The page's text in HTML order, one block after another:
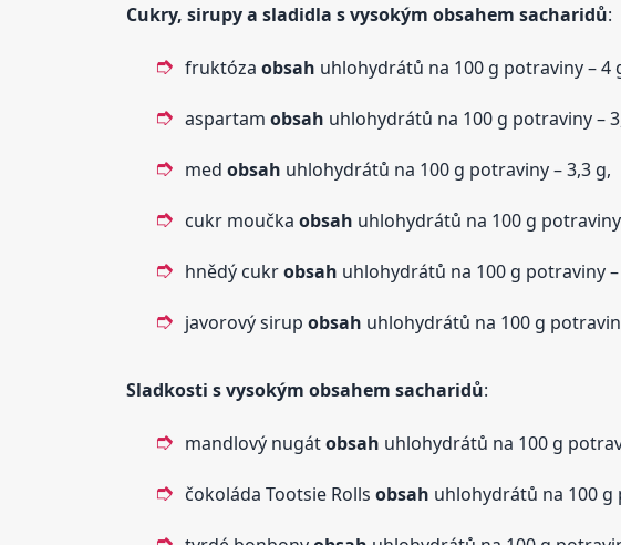
Cukry, sirupy a sladidla s vysokým obsahem sacharidů:
fruktóza obsah uhlohydrátů na 100 g potraviny – 4
aspartam obsah uhlohydrátů na 100 g potraviny –
med obsah uhlohydrátů na 100 g potraviny – 3,3 g,
cukr moučka obsah uhlohydrátů na 100 g potraviny
hnědý cukrobsah uhlohydrátů na 100 g potraviny –
javorový sirup obsah uhlohydrátů na 100 g
Sladkosti s vysokým obsahem sacharidů:
mandlový nugátobsah uhlohydrátů na 100 g
čokoláda Tootsie Rolls obsah uhlohydrátů na 100 g